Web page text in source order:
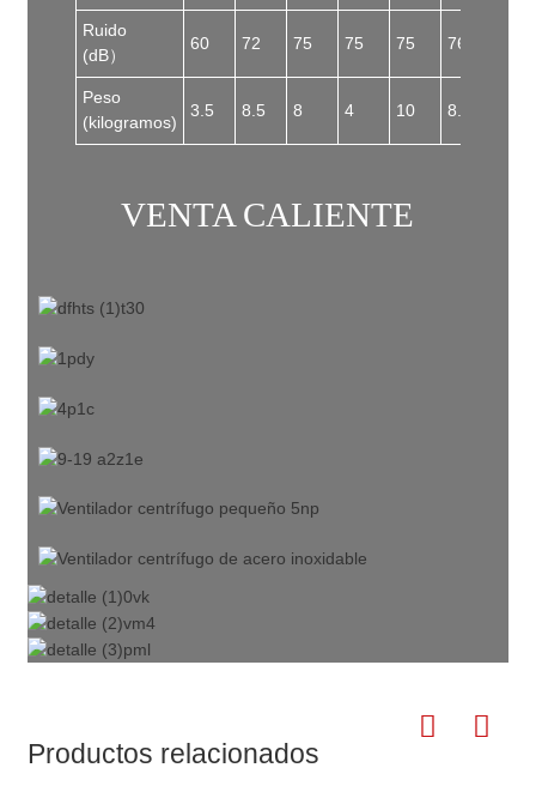
Ruido
(dB）
60 72 75 75 75 76
Peso
(kilogramos)
3.5 8.5 8 4 10 8.5
VENTA CALIENTE
Productos relacionados